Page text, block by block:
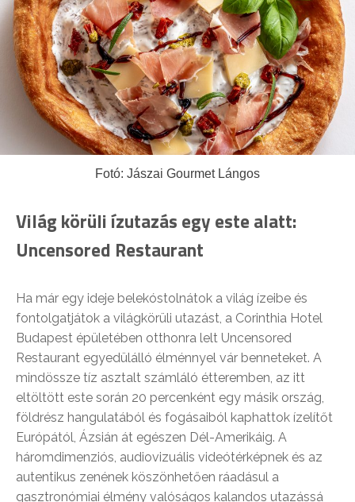
Fotó: Jászai Gourmet Lángos
Világ körüli ízutazás egy este alatt:
Uncensored Restaurant
Ha már egy ideje belekóstolnátok a világ ízeibe és
fontolgatjátok a világkörüli utazást, a Corinthia Hotel
Budapest épületében otthonra lelt Uncensored
Restaurant egyedülálló élménnyel vár benneteket. A
mindössze tíz asztalt számláló étteremben, az itt
eltöltött este során 20 percenként egy másik ország,
földrész hangulatából és fogásaiból kaphattok ízelítőt
Európától, Ázsián át egészen Dél-Amerikáig. A
háromdimenziós, audiovizuális videótérképnek és az
autentikus zenének köszönhetően ráadásul a
gasztronómiai élmény valóságos kalandos utazássá